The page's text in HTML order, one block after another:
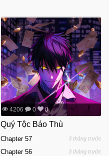
4206 0 0
Quý Tộc Báo Thù
Chapter 57 3 tháng trước
Chapter 56 3 tháng trước